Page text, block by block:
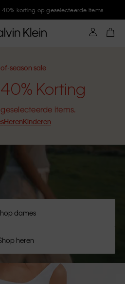
Klein en krijg 10% korting
season sale
Korting
items.
HerenKinderen
dames
heren